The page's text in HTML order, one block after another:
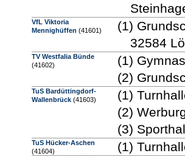
VfL Viktoria
Mennighüffen (41601)
(1)
32584
TV Westfalia Bünde
(41602)
(1)
(2)
TuS Bardüttingdorf-
Wallenbrück (41603)
(1)
(2)
(3)
TuS Hücker-Aschen
(41604)
(1)